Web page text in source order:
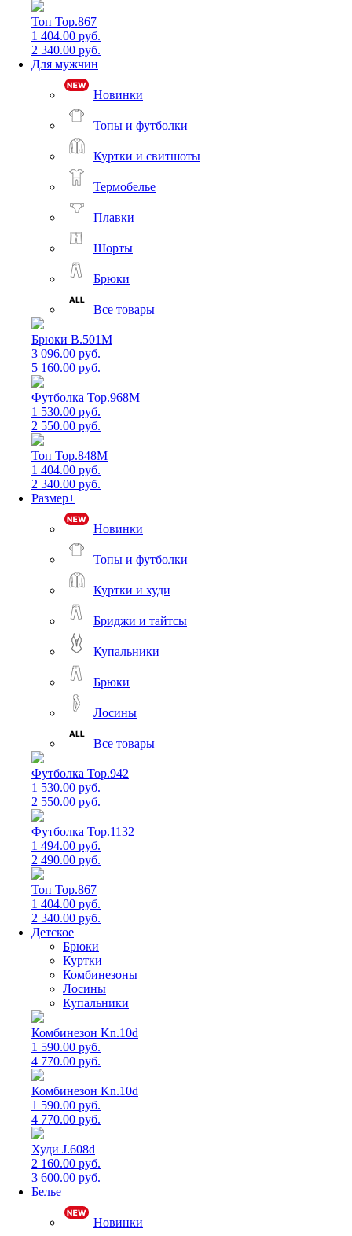
Топ Top.867
1 404.00 руб.
2 340.00 руб.
Для мужчин
Новинки
Топы и футболки
Куртки и свитшоты
Термобелье
Плавки
Шорты
Брюки
Все товары
Брюки B.501M
3 096.00 руб.
5 160.00 руб.
Футболка Top.968M
1 530.00 руб.
2 550.00 руб.
Топ Top.848M
1 404.00 руб.
2 340.00 руб.
Размер+
Новинки
Топы и футболки
Куртки и худи
Бриджи и тайтсы
Купальники
Брюки
Лосины
Все товары
Футболка Top.942
1 530.00 руб.
2 550.00 руб.
Футболка Top.1132
1 494.00 руб.
2 490.00 руб.
Топ Top.867
1 404.00 руб.
2 340.00 руб.
Детское
Брюки
Куртки
Комбинезоны
Лосины
Купальники
Комбинезон Kn.10d
1 590.00 руб.
4 770.00 руб.
Комбинезон Kn.10d
1 590.00 руб.
4 770.00 руб.
Худи J.608d
2 160.00 руб.
3 600.00 руб.
Белье
Новинки